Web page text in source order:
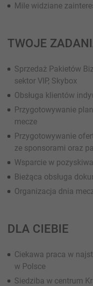
Mile widziane
TWOJE
Sprzedaż Pakietów
sektor VIP, Skybox
Obsługa klientów
Przygotowywanie
mecze
Przygotowywanie
ze sponsorami oraz
Wsparcie w
Bieżąca obsługa
Organizacja dnia
DLA CIEBIE
Ciekawa praca w
w Polsce
Siedziba w centrum